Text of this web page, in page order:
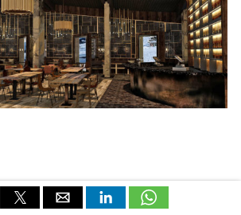
– les grains de folie sont comme les petits